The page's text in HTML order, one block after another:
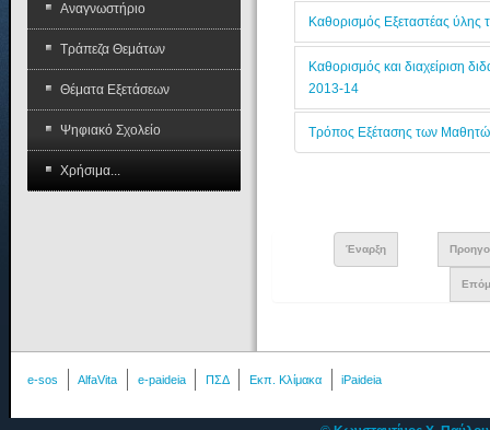
Καθορισμός Εξεταστέας ύλης
Καθορισμός και διαχείριση
2013-14
Τρόπος Εξέτασης των
Έναρξη
Αναγνωστήριο
Τράπεζα Θεμάτων
Θέματα Εξετάσεων
Ψηφιακό Σχολείο
Χρήσιμα...
e-sos AlfaVita e-paideia ΠΣΔ Εκπ. Κλίμακα iPaideia